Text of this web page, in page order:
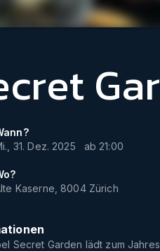
31. Dez. 2025
ab 21:00
Kaserne ,8004 Zürich
Secret Garden lädt zum